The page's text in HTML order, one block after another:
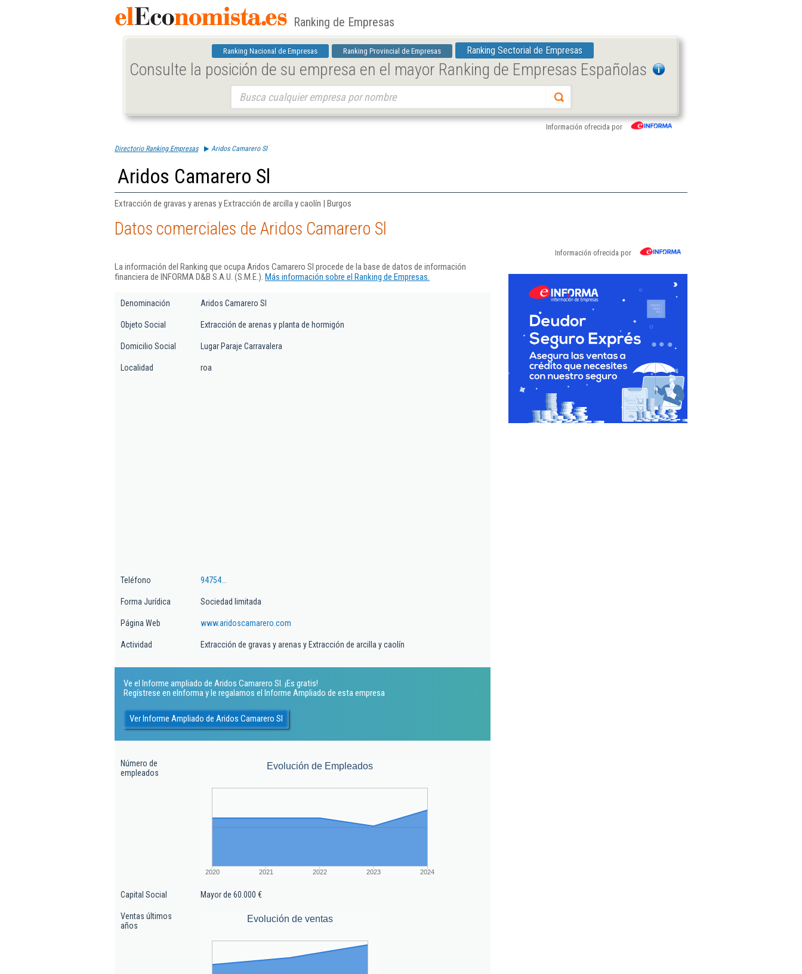
Ranking de Empresas
Ranking Nacional de Empresas Ranking Provincial de Empresas Ranking Sectorial de Empresas
Consulte la posición de su empresa en el mayor Ranking de Empresas Españolas
Información ofrecida por
Directorio Ranking Empresas Aridos Camarero Sl
Aridos Camarero Sl
Extracción de gravas y arenas y Extracción de arcilla y caolín | Burgos
Datos comerciales de Aridos Camarero Sl
Información ofrecida por
La información del Ranking que ocupa Aridos Camarero Sl procede de la base de datos de información
financiera de INFORMA D&B S.A.U. (S.M.E.). Más información sobre el Ranking de Empresas.
Denominación Aridos Camarero Sl
Objeto Social Extracción de arenas y planta de hormigón
Domicilio Social Lugar Paraje Carravalera
Localidad roa
Teléfono 94754...
Forma Jurídica Sociedad limitada
Página Web www.aridoscamarero.com
Actividad Extracción de gravas y arenas y Extracción de arcilla y caolín
Ve el Informe ampliado de Aridos Camarero Sl. ¡Es gratis!
Regístrese en eInforma y le regalamos el Informe Ampliado de esta empresa
Ver Informe Ampliado de Aridos Camarero Sl
Número de
empleados
Evolución de Empleados
2020 2021 2022 2023 2024
Capital Social Mayor de 60.000 €
Ventas últimos
años
Evolución de ventas